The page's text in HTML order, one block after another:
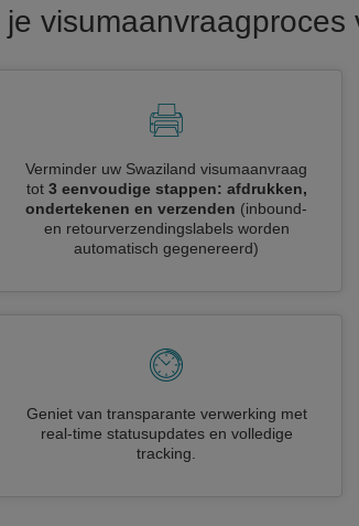
visumaanvraagproces
Verminder uw Swaziland visumaanvraag
tot 3 eenvoudige stappen: afdrukken,
ondertekenen en verzenden (inbound-
en retourverzendingslabels worden
automatisch gegenereerd)
Geniet van transparante verwerking met
real-time statusupdates en volledige
tracking.